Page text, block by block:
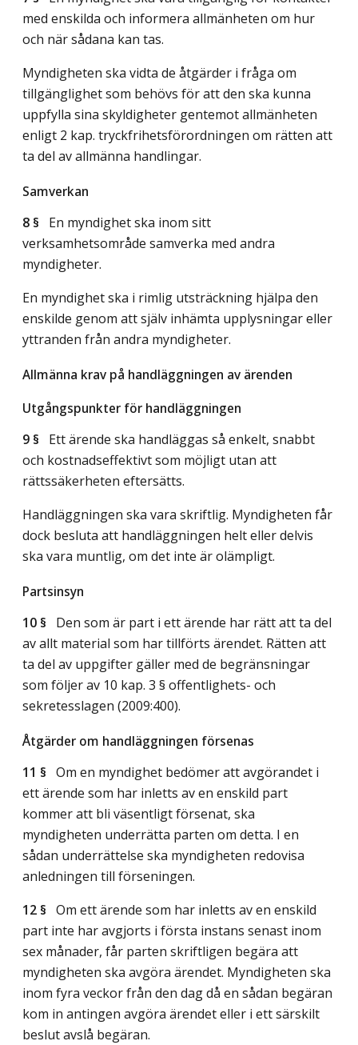
med enskilda och informera allmänheten om hur
och när sådana kan tas.
Myndigheten ska vidta de åtgärder i fråga om
tillgänglighet som behövs för att den ska kunna
uppfylla sina skyldigheter gentemot allmänheten
enligt 2 kap. tryckfrihetsförordningen om rätten att
ta del av allmänna handlingar.
Samverkan
8 § En myndighet ska inom sitt
verksamhetsområde samverka med andra
myndigheter.
En myndighet ska i rimlig utsträckning hjälpa den
enskilde genom att själv inhämta upplysningar eller
yttranden från andra myndigheter.
Allmänna krav på handläggningen av ärenden
Utgångspunkter för handläggningen
9 § Ett ärende ska handläggas så enkelt, snabbt
och kostnadseffektivt som möjligt utan att
rättssäkerheten eftersätts.
Handläggningen ska vara skriftlig. Myndigheten får
dock besluta att handläggningen helt eller delvis
ska vara muntlig, om det inte är olämpligt.
Partsinsyn
10 § Den som är part i ett ärende har rätt att ta del
av allt material som har tillförts ärendet. Rätten att
ta del av uppgifter gäller med de begränsningar
som följer av 10 kap. 3 § offentlighets- och
sekretesslagen (2009:400).
Åtgärder om handläggningen försenas
11 § Om en myndighet bedömer att avgörandet i
ett ärende som har inletts av en enskild part
kommer att bli väsentligt försenat, ska
myndigheten underrätta parten om detta. I en
sådan underrättelse ska myndigheten redovisa
anledningen till förseningen.
12 § Om ett ärende som har inletts av en enskild
part inte har avgjorts i första instans senast inom
sex månader, får parten skriftligen begära att
myndigheten ska avgöra ärendet. Myndigheten ska
inom fyra veckor från den dag då en sådan begäran
kom in antingen avgöra ärendet eller i ett särskilt
beslut avslå begäran.